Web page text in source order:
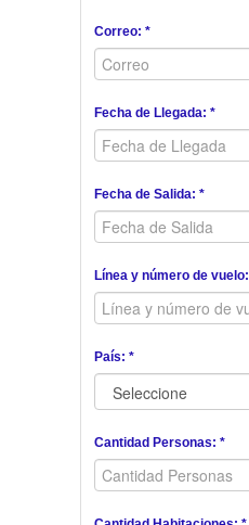
Correo: *
Fecha de Llegada: *
Fecha de Salida: *
Línea y número de vuelo:
País: *
Cantidad Personas: *